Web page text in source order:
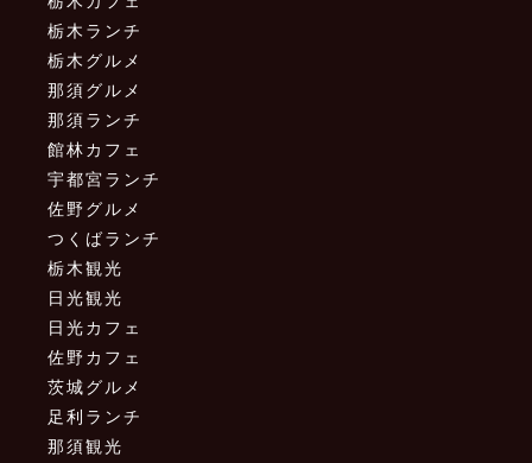
栃木ランチ
栃木グルメ
那須グルメ
那須ランチ
館林カフェ
宇都宮ランチ
佐野グルメ
つくばランチ
栃木観光
日光観光
日光カフェ
佐野カフェ
茨城グルメ
足利ランチ
那須観光